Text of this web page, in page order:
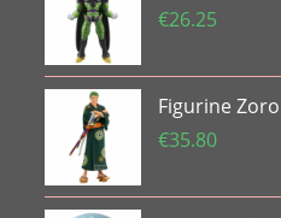
€26.25
Figurine
€35.80